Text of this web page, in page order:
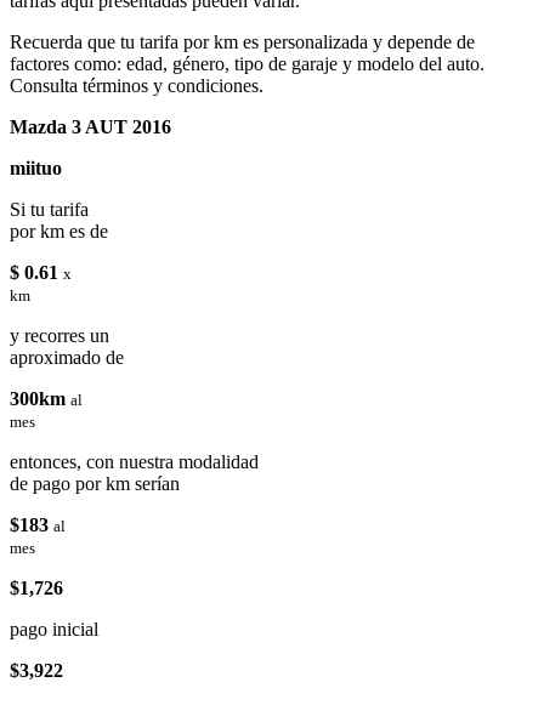
Recuerda que tu tarifa por km es personalizada y depende de
factores como: edad, género, tipo de garaje y modelo del auto.
Consulta términos y condiciones.
Mazda 3 AUT 2016
miituo
Si tu tarifa
por km es de
$ 0.61 x
km
y recorres un
aproximado de
300km al
mes
entonces, con nuestra modalidad
de pago por km serían
$183 al
mes
$1,726
pago inicial
$3,922